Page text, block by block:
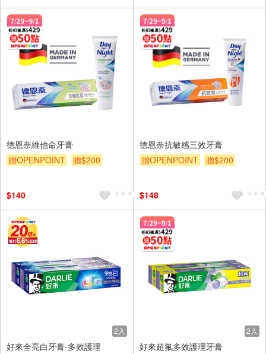
德恩奈維他命牙膏
贈OPENPOINT
贈$200
$140
德恩奈抗敏感三效牙膏
贈OPENPOINT
贈$200
$148
2入
好來全亮白牙膏-多效護理
2入
好來超氟多效護理牙膏